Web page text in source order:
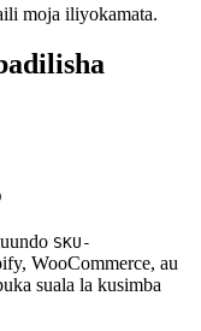
moja iliyokamata.
SKU-
WooCommerce, au
suala la kusimba